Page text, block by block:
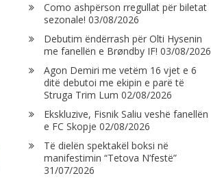
Como ashpërson rregullat për biletat
sezonale! 03/08/2026
Debutim ëndërrash për Olti Hysenin
me fanellën e Brøndby IF! 03/08/2026
Agon Demiri me vetëm 16 vjet e 6
ditë debutoi me ekipin e parë të
Struga Trim Lum 02/08/2026
Ekskluzive, Fisnik Saliu veshë fanellën
e FC Skopje 02/08/2026
Të dielën spektakël boksi në
manifestimin “Tetova N’festë”
31/07/2026